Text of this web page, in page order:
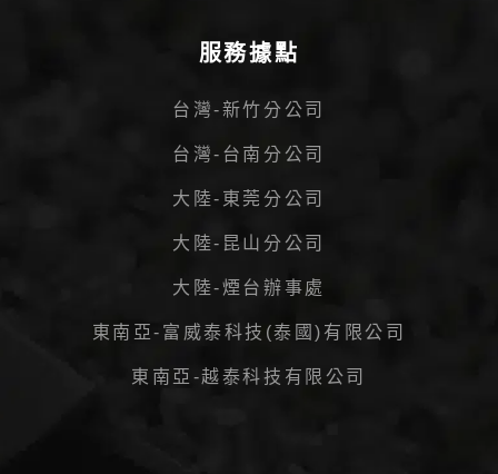
服務據點
台灣-新竹分公司
台灣-台南分公司
大陸-東莞分公司
大陸-昆山分公司
大陸-煙台辦事處
東南亞-富威泰科技(泰國)有限公司
東南亞-越泰科技有限公司